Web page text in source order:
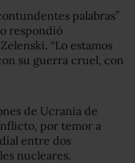
palabras”
respondió
“Lo estamos
su guerra cruel, con
de Ucrania de
por temor a
entre dos
nucleares.